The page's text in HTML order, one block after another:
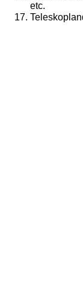
etc.